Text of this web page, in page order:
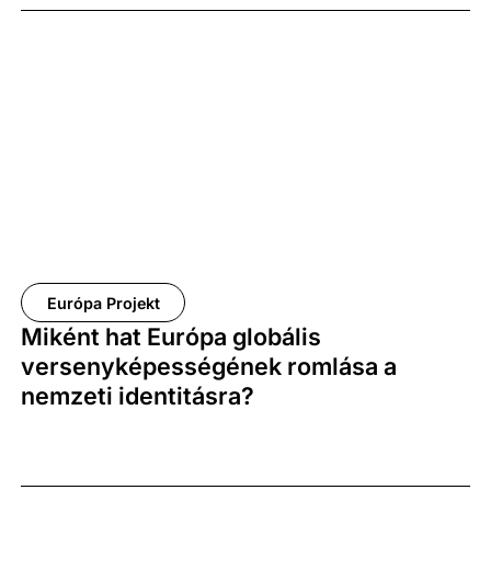
Európa Projekt
Miként hat Európa globális
versenyképességének romlása a
nemzeti identitásra?